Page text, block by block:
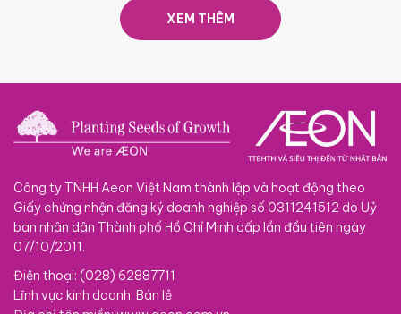
XEM THÊM
Công ty TNHH Aeon Việt Nam thành lập và hoạt động theo
Giấy chứng nhận đăng ký doanh nghiệp số 0311241512 do Uỷ
ban nhân dân Thành phố Hồ Chí Minh cấp lần đầu tiên ngày
07/10/2011.
Điện thoại: (028) 62887711
Lĩnh vực kinh doanh: Bán lẻ